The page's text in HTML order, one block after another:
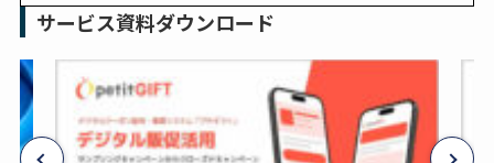
サービス資料ダウンロード